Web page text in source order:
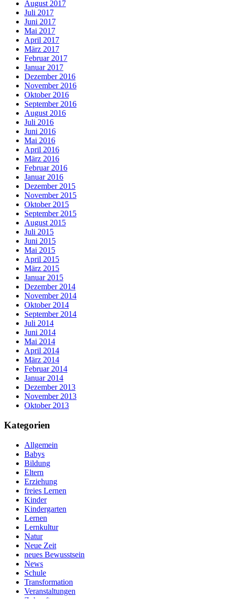
August 2017
Juli 2017
Juni 2017
Mai 2017
April 2017
März 2017
Februar 2017
Januar 2017
Dezember 2016
November 2016
Oktober 2016
September 2016
August 2016
Juli 2016
Juni 2016
Mai 2016
April 2016
März 2016
Februar 2016
Januar 2016
Dezember 2015
November 2015
Oktober 2015
September 2015
August 2015
Juli 2015
Juni 2015
Mai 2015
April 2015
März 2015
Januar 2015
Dezember 2014
November 2014
Oktober 2014
September 2014
Juli 2014
Juni 2014
Mai 2014
April 2014
März 2014
Februar 2014
Januar 2014
Dezember 2013
November 2013
Oktober 2013
Kategorien
Allgemein
Babys
Bildung
Eltern
Erziehung
freies Lernen
Kinder
Kindergarten
Lernen
Lernkultur
Natur
Neue Zeit
neues Bewusstsein
News
Schule
Transformation
Veranstaltungen
Zukunft